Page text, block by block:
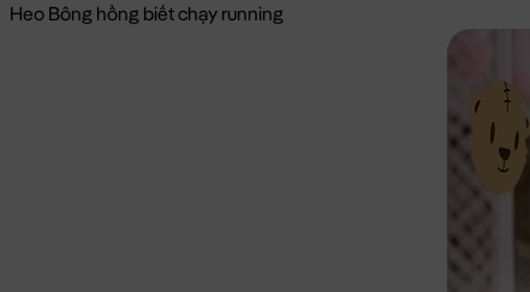
Heo Bông hồng biết chạy running